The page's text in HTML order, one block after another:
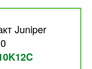
Juniper